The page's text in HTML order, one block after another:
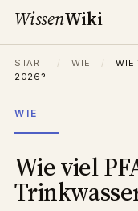
WissenWiki
START / WIE /
WIE
2026?
WIE
Wie viel